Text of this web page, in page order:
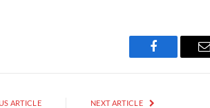
Facebook
ARTICLE NEXT ARTICLE